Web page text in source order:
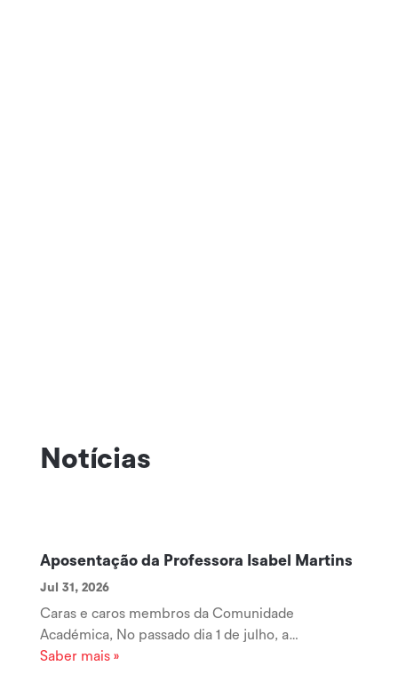
Notícias
Aposentação da Professora Isabel Martins
Jul 31, 2026
Caras e caros membros da Comunidade
Académica, No passado dia 1 de julho, a
Professora Coordenadora Isabel Martins iniciou
Saber mais »